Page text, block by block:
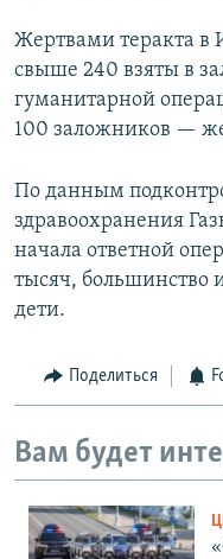
Жертвами теракта в
свыше 240 взяты в
гуманитарной
100 заложников —
По данным
здравоохранения
начала ответной
тысяч,
дети.
Поделиться
Вам будет